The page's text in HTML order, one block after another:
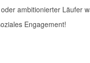
ambitionierter Läufer
Engagement!